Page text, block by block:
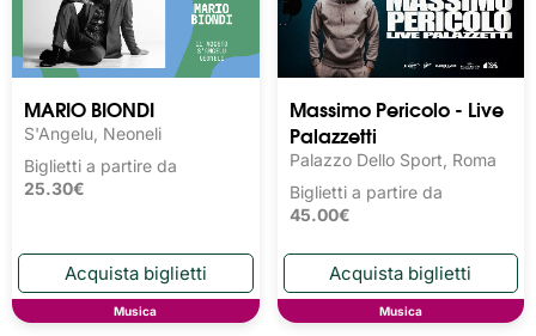
MARIO BIONDI
S'Angelu, Neoneli
Biglietti a partire da
25.30€
Musica
Massimo Pericolo - Live
Palazzetti
Palazzo Dello Sport, Roma
Biglietti a partire da
45.00€
Musica